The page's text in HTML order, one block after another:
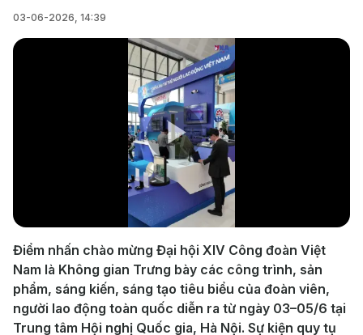
03-06-2026, 14:39
Play
Video
Điểm nhấn chào mừng Đại hội XIV Công đoàn Việt
Nam là Không gian Trưng bày các công trình, sản
phẩm, sáng kiến, sáng tạo tiêu biểu của đoàn viên,
người lao động toàn quốc diễn ra từ ngày 03–05/6 tại
Trung tâm Hội nghị Quốc gia, Hà Nội. Sự kiện quy tụ